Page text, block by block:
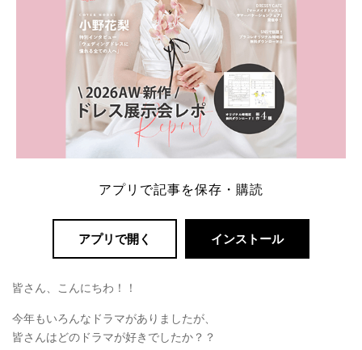
アプリで記事を保存・購読
アプリで開く インストール
皆さん、こんにちわ！！
今年もいろんなドラマがありましたが、
皆さんはどのドラマが好きでしたか？？